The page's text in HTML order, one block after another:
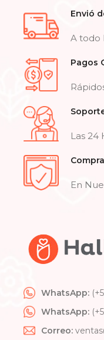
Envió
A todo
Pagos
Las 24
En
WhatsApp:
WhatsApp:
Correo: